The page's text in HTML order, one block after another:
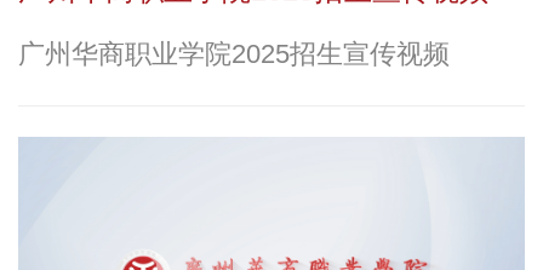
广州华商职业学院2025招生宣传视频